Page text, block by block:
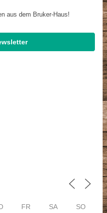
aus dem Bruker-Haus!
FR SA SO